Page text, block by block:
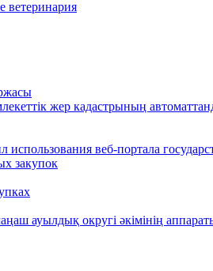
жер кадастрының
веб-портала
закупок
ауылдық округі әкімінің